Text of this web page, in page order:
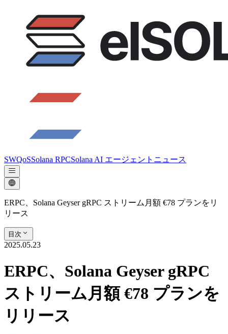
SWQoSSolana RPCSolana AI エージェント ニュース
ERPC、Solana Geyser gRPC ストリーム月額 €78 プランをリ
リース
目次
2025.05.23
ERPC、Solana Geyser gRPC
ストリーム月額 €78 プランを
リリース